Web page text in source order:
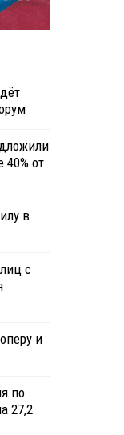
40% от
в
с
и
по
27,2